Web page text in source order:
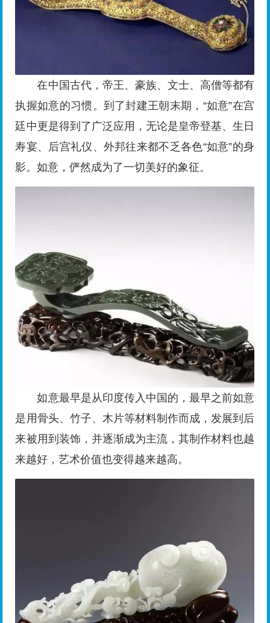
在中国古代，帝王、豪族、文士、高僧等都有
执握如意的习惯。到了封建王朝末期，“如意”在宫
廷中更是得到了广泛应用，无论是皇帝登基、生日
寿宴、后宫礼仪、外邦往来都不乏各色“如意”的身
影。如意，俨然成为了一切美好的象征。
如意最早是从印度传入中国的，最早之前如意
是用骨头、竹子、木片等材料制作而成，发展到后
来被用到装饰，并逐渐成为主流，其制作材料也越
来越好，艺术价值也变得越来越高。